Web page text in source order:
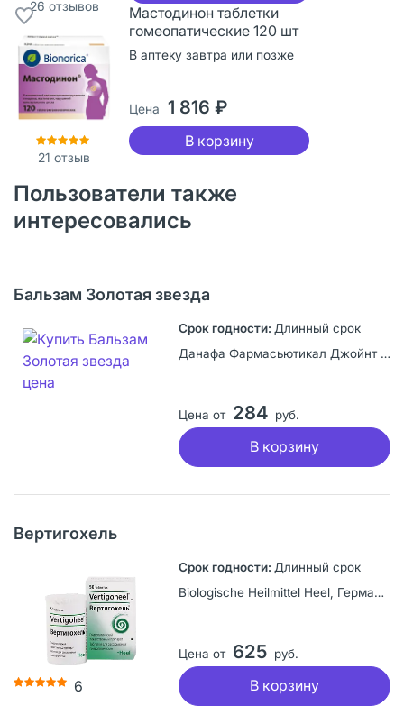
26 отзывов
21 отзыв
Мастодинон таблетки
гомеопатические 120 шт
В аптеку завтра или позже
Цена 1 816 ₽
В корзину
Пользователи также
интересовались
Бальзам Золотая звезда
Длинный срок
Данафа Фармасьютикал Джойнт Сток Компани, Вьетнам
Цена от 284 руб.
В корзину
Вертигохель
6
Длинный срок
Biologische Heilmittel Heel, Германия
Цена от 625 руб.
В корзину